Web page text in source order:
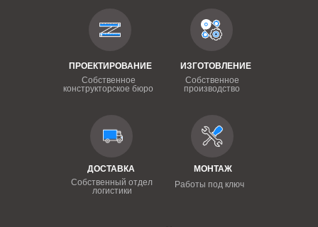
ПРОЕКТИРОВАНИЕ
Собственное
конструкторское бюро
ИЗГОТОВЛЕНИЕ
Собственное
производство
ДОСТАВКА
Собственный отдел
логистики
МОНТАЖ
Работы под ключ